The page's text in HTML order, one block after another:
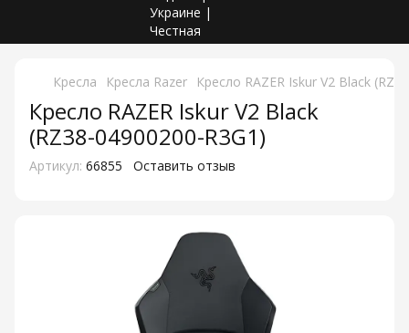
Кресла Кресла Razer Кресло RAZER Iskur V2 Black
Кресло RAZER Iskur V2 Black
(RZ38-04900200-R3G1)
Артикул: 66855 Оставить отзыв